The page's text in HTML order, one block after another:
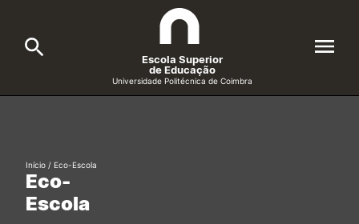
Cursos
Candidatos
Escola Superior
de Educação
Universidade Politécnica de Coimbra
Formative Offer
Eco-
Escola
Início / Eco-Escola